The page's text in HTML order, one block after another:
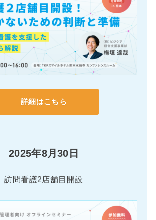
詳細はこちら
2025年8月30日
訪問看護2店舗目開設